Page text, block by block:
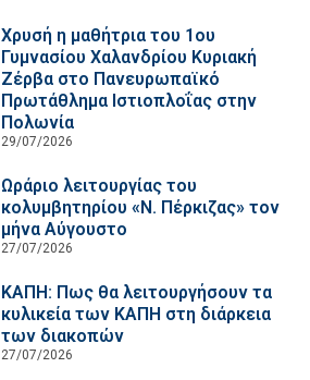
Χρυσή η μαθήτρια του 1ου
Γυμνασίου Χαλανδρίου Κυριακή
Ζέρβα στο Πανευρωπαϊκό
Πρωτάθλημα Ιστιοπλοΐας στην
Πολωνία
29/07/2026
Ωράριο λειτουργίας του
κολυμβητηρίου «Ν. Πέρκιζας» τον
μήνα Αύγουστο
27/07/2026
ΚΑΠΗ: Πως θα λειτουργήσουν τα
κυλικεία των ΚΑΠΗ στη διάρκεια
των διακοπών
27/07/2026